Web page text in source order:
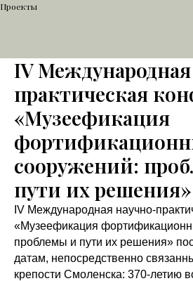
Проекты
IV
практическая
«Музеефикация
сооружений:
пути их решения»
IV Международная научно-
«Музеефикация
проблемы и пути их решения»
датам, непосредственно
крепости Смоленска: 370-летию